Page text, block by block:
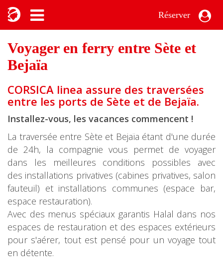
Réserver
Voyager en ferry entre Sète et
Bejaïa
CORSICA linea assure des traversées
entre les ports de Sète et de Bejaïa.
Installez-vous, les vacances commencent !
La traversée entre Sète et Bejaïa étant d'une durée
de 24h, la compagnie vous permet de voyager
dans les meilleures conditions possibles avec
des installations privatives (cabines privatives, salon
fauteuil) et installations communes (espace bar,
espace restauration).
Avec des menus spéciaux garantis Halal dans nos
espaces de restauration et des espaces extérieurs
pour s'aérer, tout est pensé pour un voyage tout
en détente.